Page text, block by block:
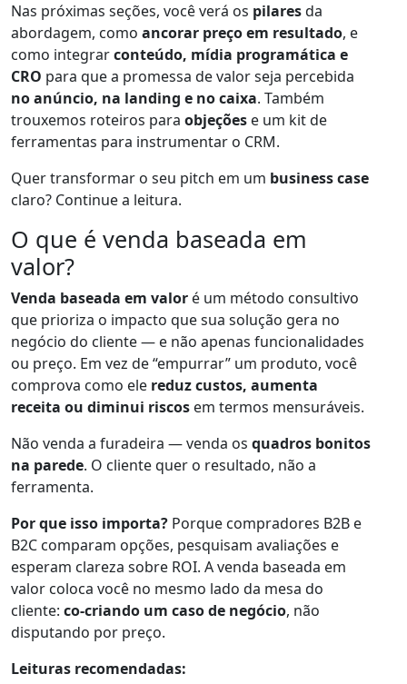
Nas próximas seções, você verá os pilaresda
abordagem, como ancorar preço em resultado, e
como integrarconteúdo, mídia programática e
CRO para que a promessa de valor seja percebida
no anúncio, na landing e no caixa. Também
trouxemos roteiros para objeções e um kit de
ferramentas para instrumentar o CRM.
Quer transformar o seu pitch em um business case
claro? Continue a leitura.
O que é venda baseada em
valor?
Venda baseada em valor é um método consultivo
que prioriza o impacto que sua solução gera no
negócio do cliente — e não apenas funcionalidades
ou preço. Em vez de “empurrar” um produto, você
comprova como ele reduz custos, aumenta
receita ou diminui riscos em termos mensuráveis.
Não venda a furadeira — venda os quadros bonitos
na parede. O cliente quer o resultado, não a
ferramenta.
Por que isso importa? Porque compradores B2B e
B2C comparam opções, pesquisam avaliações e
esperam clareza sobre ROI. A venda baseada em
valor coloca você no mesmo lado da mesa do
cliente: co-criando um caso de negócio, não
disputando por preço.
Leituras recomendadas: